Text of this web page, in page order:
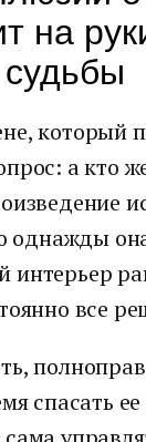
на
который
а кто
однажды
все
спасать